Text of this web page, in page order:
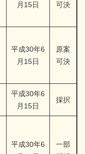
月15日
可決
平成30年6
月15日
原案
可決
平成30年6
月15日
採択
平成30年6
一部